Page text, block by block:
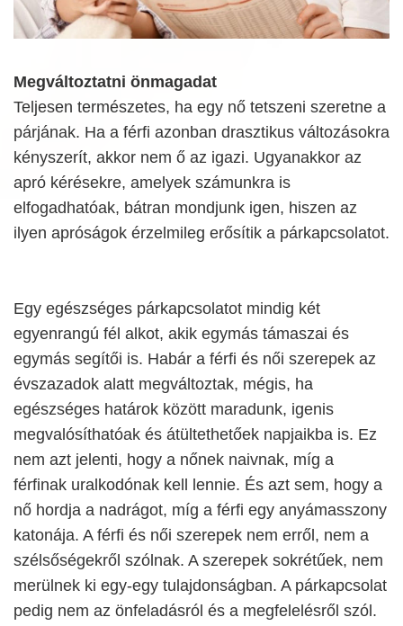
Megváltoztatni önmagadat
Teljesen természetes, ha egy nő tetszeni szeretne a
párjának. Ha a férfi azonban drasztikus változásokra
kényszerít, akkor nem ő az igazi. Ugyanakkor az
apró kérésekre, amelyek számunkra is
elfogadhatóak, bátran mondjunk igen, hiszen az
ilyen apróságok érzelmileg erősítik a párkapcsolatot.
Egy egészséges párkapcsolatot mindig két
egyenrangú fél alkot, akik egymás támaszai és
egymás segítői is. Habár a férfi és női szerepek az
évszazadok alatt megváltoztak, mégis, ha
egészséges határok között maradunk, igenis
megvalósíthatóak és átültethetőek napjaikba is. Ez
nem azt jelenti, hogy a nőnek naivnak, míg a
férfinak uralkodónak kell lennie. És azt sem, hogy a
nő hordja a nadrágot, míg a férfi egy anyámasszony
katonája. A férfi és női szerepek nem erről, nem a
szélsőségekről szólnak. A szerepek sokrétűek, nem
merülnek ki egy-egy tulajdonságban. A párkapcsolat
pedig nem az önfeladásról és a megfelelésről szól.